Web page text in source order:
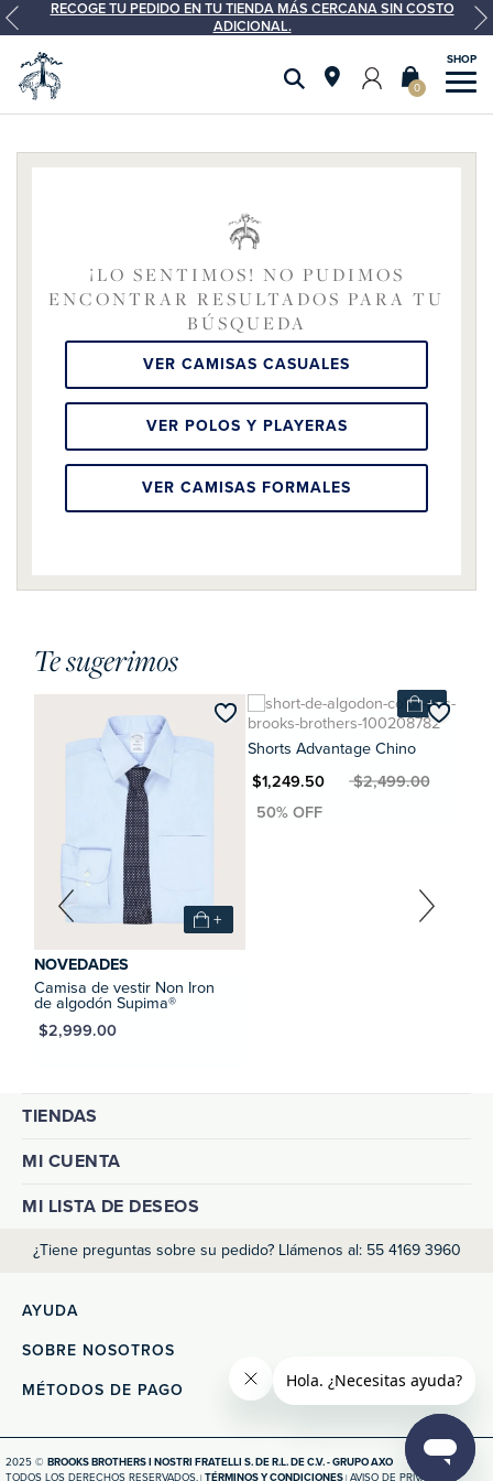
RECOGE TU PEDIDO EN TU TIENDA MÁS CERCANA SIN COSTO
ADICIONAL.
0
¡LO SENTIMOS! NO PUDIMOS
ENCONTRAR RESULTADOS PARA TU
BÚSQUEDA
VER CAMISAS CASUALES
VER POLOS Y PLAYERAS
VER CAMISAS FORMALES
Te sugerimos
+
NOVEDADES
Camisa de vestir Non Iron
de algodón Supima®
MXN $2,999.00
+
Shorts Advantage Chino
MXN $1,249.50MXN $2,499.00
TIENDAS
MI CUENTA
MI LISTA DE DESEOS
¿Tiene preguntas sobre su pedido? Llámenos al: 55 4169 3960
AYUDA
SOBRE NOSOTROS
MÉTODOS DE PAGO
2025 © BROOKS BROTHERS I NOSTRI FRATELLI S. DE R.L. DE C.V. - GRUPO AXO
TODOS LOS DERECHOS RESERVADOS. | TÉRMINOS Y CONDICIONES | AVISO DE PRIVACIDAD